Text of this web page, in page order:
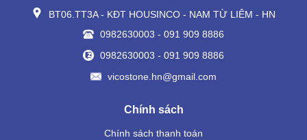
BT06.TT3A - KĐT HOUSINCO - NAM TỪ LIÊM - HN
0982630003 - 091 909 8886
0982630003 - 091 909 8886
vicostone.hn@gmail.com
Chính sách
Chính sách thanh toán